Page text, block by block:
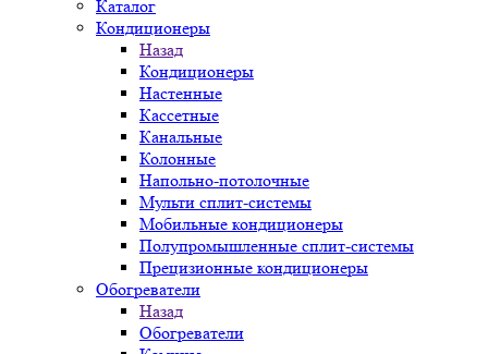
Каталог
Кондиционеры
Назад
Кондиционеры
Настенные
Кассетные
Канальные
Колонные
Напольно-потолочные
Мульти сплит-системы
Мобильные кондиционеры
Полупромышленные сплит-системы
Прецизионные кондиционеры
Обогреватели
Назад
Обогреватели